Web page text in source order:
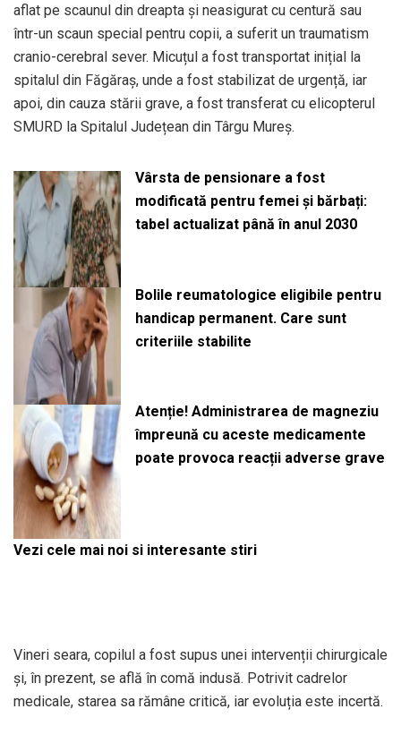
aflat pe scaunul din dreapta și neasigurat cu centură sau
într-un scaun special pentru copii, a suferit un traumatism
cranio-cerebral sever. Micuțul a fost transportat inițial la
spitalul din Făgăraș, unde a fost stabilizat de urgență, iar
apoi, din cauza stării grave, a fost transferat cu elicopterul
SMURD la Spitalul Județean din Târgu Mureș.
Vârsta de pensionare a fost
modificată pentru femei și bărbați:
tabel actualizat până în anul 2030
Bolile reumatologice eligibile pentru
handicap permanent. Care sunt
criteriile stabilite
Atenție! Administrarea de magneziu
împreună cu aceste medicamente
poate provoca reacții adverse grave
Vezi cele mai noi si interesante stiri
Vineri seara, copilul a fost supus unei intervenții chirurgicale
și, în prezent, se află în comă indusă. Potrivit cadrelor
medicale, starea sa rămâne critică, iar evoluția este incertă.